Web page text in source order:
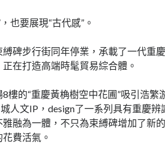
也要展現“古代感”。
碑步行街同年停業，承載了一代重
在打造高端時髦貿易綜合體。
樓的“重慶黃桷樹空中花圃”吸引浩繁
人文IP，design了一系列具有重慶
融為一體，不只為束縛碑增加了新
費活氣。